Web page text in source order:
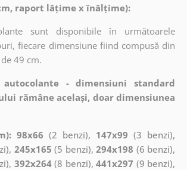
raport lățime x înălțime):
sunt disponibile în următoarele
fiecare dimensiune fiind compusă din
49 cm.
autocolante - dimensiuni standard
rămâne același, doar dimensiunea
98x66 (2 benzi), 147x99 (3 benzi),
245x165 (5 benzi),294x198 (6 benzi),
392x264(8 benzi),441x297 (9 benzi),